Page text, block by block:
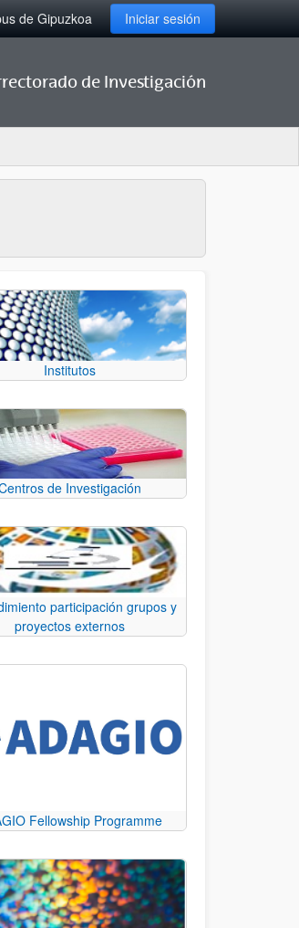
de Gipuzkoa Iniciar sesión
de Investigación
Institutos
de Investigación
participación grupos y
proyectos externos
Fellowship Programme